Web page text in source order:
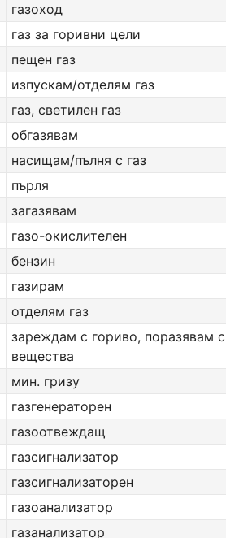
газоход
газ за горивни цели
пещен газ
изпускам/отделям газ
газ, светилен газ
обгазявам
насищам/пълня с газ
пърля
загазявам
газо-окислителен
бензин
газирам
отделям газ
зареждам с гориво, поразявам
вещества
мин. гризу
газгенераторен
газоотвеждащ
газсигнализатор
газсигнализаторен
газоанализатор
газанализатор